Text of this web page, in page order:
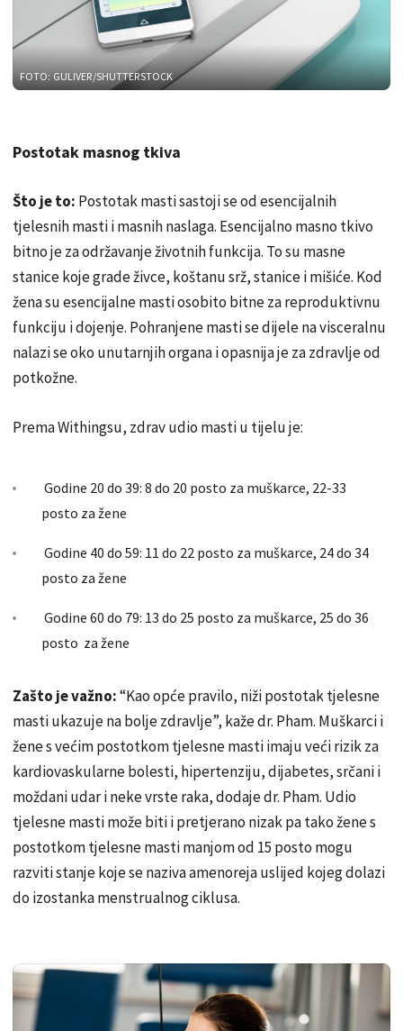
FOTO: GULIVER/SHUTTERSTOCK
Postotak masnog tkiva
Što je to: Postotak masti sastoji se od esencijalnih
tjelesnih masti i masnih naslaga. Esencijalno masno tkivo
bitno je za održavanje životnih funkcija. To su masne
stanice koje grade živce, koštanu srž, stanice i mišiće. Kod
žena su esencijalne masti osobito bitne za reproduktivnu
funkciju i dojenje. Pohranjene masti se dijele na visceralnu
nalazi se oko unutarnjih organa i opasnija je za zdravlje od
potkožne.
Prema Withingsu, zdrav udio masti u tijelu je:
Godine 20 do 39: 8 do 20 posto za muškarce, 22-33
posto za žene
Godine 40 do 59: 11 do 22 posto za muškarce, 24 do 34
posto za žene
Godine 60 do 79: 13 do 25 posto za muškarce, 25 do 36
posto za žene
Zašto je važno:“Kao opće pravilo, niži postotak tjelesne
masti ukazuje na bolje zdravlje”, kaže dr. Pham. Muškarci i
žene s većim postotkom tjelesne masti imaju veći rizik za
kardiovaskularne bolesti, hipertenziju, dijabetes, srčani i
moždani udar i neke vrste raka, dodaje dr. Pham. Udio
tjelesne masti može biti i pretjerano nizak pa tako žene s
postotkom tjelesne masti manjom od 15 posto mogu
razviti stanje koje se naziva amenoreja uslijed kojeg dolazi
do izostanka menstrualnog ciklusa.